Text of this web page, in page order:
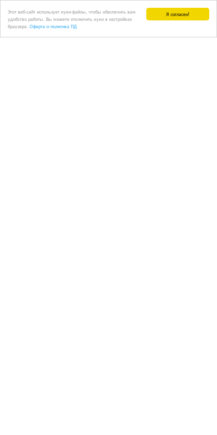
Я согласен!
Этот веб-сайт использует куки-файлы, чтобы обеспечить вам
удобство работы. Вы можете отключить куки в настройках
браузера. Оферта и политика ПД